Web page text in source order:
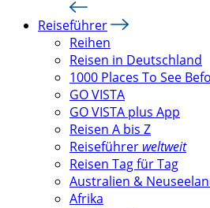
Reiseführer
Reihen
Reisen in Deutschland
1000 Places To See
GO VISTA
GO VISTA plus App
Reisen A bis Z
Reiseführer weltweit
Reisen Tag für Tag
Australien &
Afrika